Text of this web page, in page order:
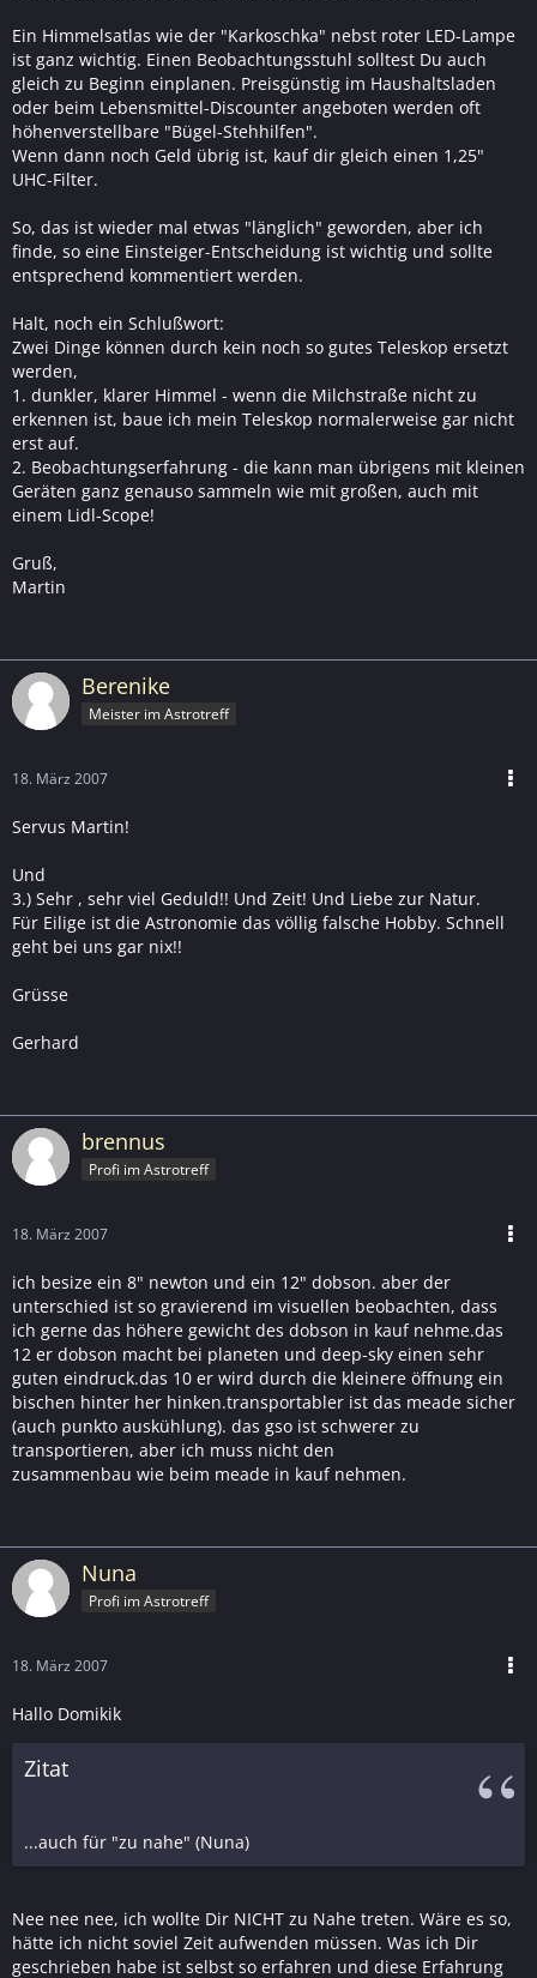
Ein Himmelsatlas wie der "Karkoschka" nebst roter LED-Lampe
ist ganz wichtig. Einen Beobachtungsstuhl solltest Du auch
gleich zu Beginn einplanen. Preisgünstig im Haushaltsladen
oder beim Lebensmittel-Discounter angeboten werden oft
höhenverstellbare "Bügel-Stehhilfen".
Wenn dann noch Geld übrig ist, kauf dir gleich einen 1,25"
UHC-Filter.
So, das ist wieder mal etwas "länglich" geworden, aber ich
finde, so eine Einsteiger-Entscheidung ist wichtig und sollte
entsprechend kommentiert werden.
Halt, noch ein Schlußwort:
Zwei Dinge können durch kein noch so gutes Teleskop ersetzt
werden,
1. dunkler, klarer Himmel - wenn die Milchstraße nicht zu
erkennen ist, baue ich mein Teleskop normalerweise gar nicht
erst auf.
2. Beobachtungserfahrung - die kann man übrigens mit kleinen
Geräten ganz genauso sammeln wie mit großen, auch mit
einem Lidl-Scope!
Gruß,
Martin
Berenike
Meister im Astrotreff
18. März 2007
Servus Martin!
Und
3.) Sehr , sehr viel Geduld!! Und Zeit! Und Liebe zur Natur.
Für Eilige ist die Astronomie das völlig falsche Hobby. Schnell
geht bei uns gar nix!!
Grüsse
Gerhard
brennus
Profi im Astrotreff
18. März 2007
ich besize ein 8" newton und ein 12" dobson. aber der
unterschied ist so gravierend im visuellen beobachten, dass
ich gerne das höhere gewicht des dobson in kauf nehme.das
12 er dobson macht bei planeten und deep-sky einen sehr
guten eindruck.das 10 er wird durch die kleinere öffnung ein
bischen hinter her hinken.transportabler ist das meade sicher
(auch punkto auskühlung). das gso ist schwerer zu
transportieren, aber ich muss nicht den
zusammenbau wie beim meade in kauf nehmen.
Nuna
Profi im Astrotreff
18. März 2007
Hallo Domikik
Zitat
...auch für "zu nahe" (Nuna)
Nee nee nee, ich wollte Dir NICHT zu Nahe treten. Wäre es so,
hätte ich nicht soviel Zeit aufwenden müssen. Was ich Dir
geschrieben habe ist selbst so erfahren und diese Erfahrung